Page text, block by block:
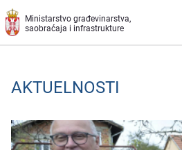
Preskoči na glavni deo sadržaja
Ministarstvo građevinarstva,
saobraćaja i infrastrukture
AKTUELNOSTI
PAGES